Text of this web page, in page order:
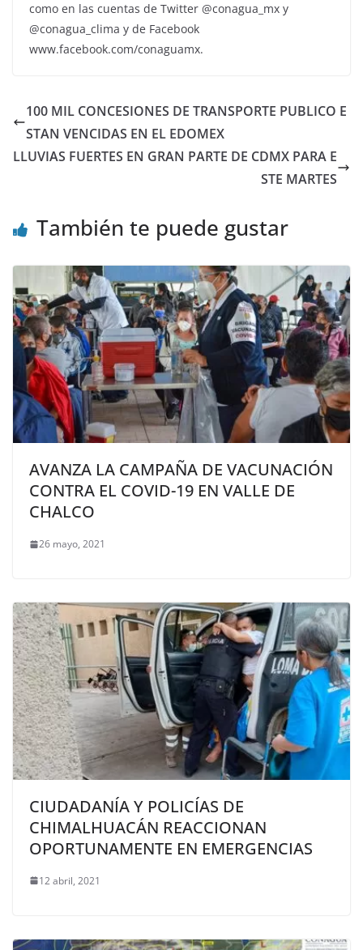
como en las cuentas de Twitter @conagua_mx y
@conagua_clima y de Facebook
www.facebook.com/conaguamx.
100 MIL CONCESIONES DE TRANSPORTE PUBLICO E
STAN VENCIDAS EN EL EDOMEX
LLUVIAS FUERTES EN GRAN PARTE DE CDMX PARA E
STE MARTES
También te puede gustar
AVANZA LA CAMPAÑA DE VACUNACIÓN
CONTRA EL COVID-19 EN VALLE DE
CHALCO
26 mayo, 2021
CIUDADANÍA Y POLICÍAS DE
CHIMALHUACÁN REACCIONAN
OPORTUNAMENTE EN EMERGENCIAS
12 abril, 2021